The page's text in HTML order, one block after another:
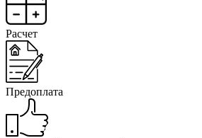
Расчет
Предоплата